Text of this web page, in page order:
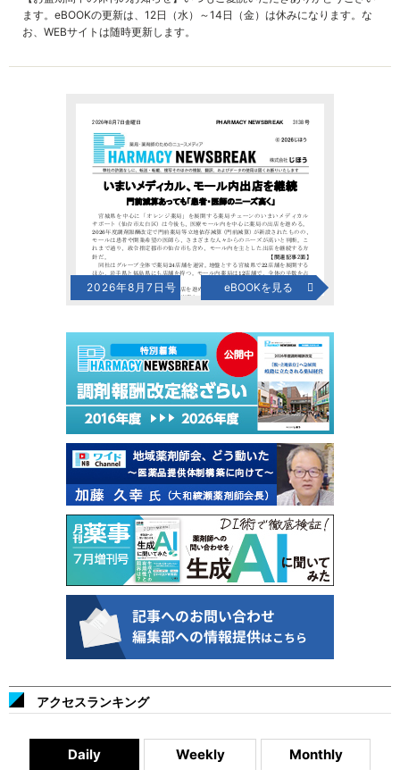
ます。eBOOKの更新は、12日（水）～14日（金）は休みになります。な
お、WEBサイトは随時更新します。
2026年8月7日号 eBOOKを見る
アクセスランキング
Daily Weekly Monthly